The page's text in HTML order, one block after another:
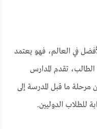
في العالم، فهو يعتمد
تقدم المدارس
مرحلة ما قبل المدرسة إلى
للطلاب الدوليين.